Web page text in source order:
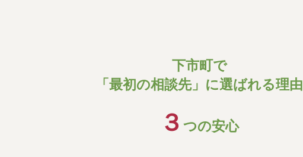
下市町で
「最初の相談先」に選ばれる理由
３ つの安心